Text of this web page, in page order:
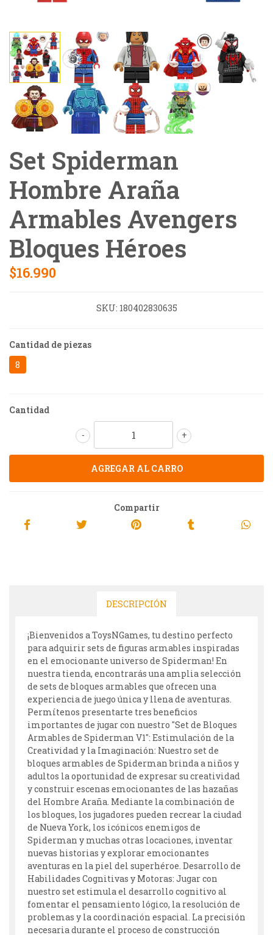
Set Spiderman
Hombre Araña
Armables Avengers
Bloques Héroes
$16.990
SKU: 180402830635
Cantidad de piezas
8
Cantidad
+
-
Compartir
DESCRIPCIÓN
¡Bienvenidos a ToysNGames, tu destino perfecto
para adquirir sets de figuras armables inspiradas
en el emocionante universo de Spiderman! En
nuestra tienda, encontrarás una amplia selección
de sets de bloques armables que ofrecen una
experiencia de juego única y llena de aventuras.
Permítenos presentarte tres beneficios
importantes de jugar con nuestro "Set de Bloques
Armables de Spiderman V1": Estimulación de la
Creatividad y la Imaginación: Nuestro set de
bloques armables de Spiderman brinda a niños y
adultos la oportunidad de expresar su creatividad
y construir escenas emocionantes de las hazañas
del Hombre Araña. Mediante la combinación de
los bloques, los jugadores pueden recrear la ciudad
de Nueva York, los icónicos enemigos de
Spiderman y muchas otras locaciones, inventar
nuevas historias y explorar emocionantes
aventuras en la piel del superhéroe. Desarrollo de
Habilidades Cognitivas y Motoras: Jugar con
nuestro set estimula el desarrollo cognitivo al
fomentar el pensamiento lógico, la resolución de
problemas y la coordinación espacial. La precisión
necesaria durante el proceso de construcción